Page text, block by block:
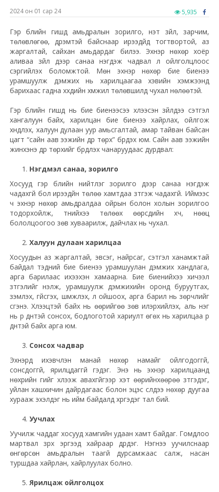
2024 он 01 сар 24 5,935
Гэр бүлийн гишүүд амьдралын зорилго, үнэт зүйл, зарчим,
төлөвлөгөө, дүрэмтэй байснаар ирээдүйд тогтвортой, аз
жаргалтай, сайхан амьдардаг билээ. Эхнэр нөхөр хоёр
аливаа зүйл дээр санаа нэгдэж чадвал үл ойлголцлоос
сэргийлэх боломжтой. Мөн эхнэр нөхөр бие биенээ
урамшуулж дэмжих нь харилцаагаа хэвийн хэмжээнд
барихаас гадна хүүхдийн хүмүүжил төлөвшилд чухал нөлөөтэй.
Гэр бүлийн гишүүд нь бие биенээсээ хүлээсэн зүйлдээ сэтгэл
хангалуун байх, харилцан бие биенээ хайрлах, ойлгож
хүндлэх, халуун дулаан уур амьсгалтай, амар тайван байсан
цагт “сайн аав ээжийн дүр төрх” бүрдэх юм. Сайн аав ээжийн
жинхэнэ дүр төрхийг бүрдүүлэх чанаруудаас дурдвал:
Нэгдмэл санаа, зорилго
Хосууд гэр бүлийн нийтлэг зорилго дээр санаа нэгдэж
чадахгүй бол ирээдүйн төлөө хамтдаа зүтгэж чадахгүй. Иймээс
ч эхнэр нөхөр амьдралдаа ойрын болон холын зорилгоо
тодорхойлж, түүнийхээ төлөөх өөрсдийн хүч, нөөц
бололцоогоо зөв хуваарилж, дайчлах нь чухал.
Халуун дулаан харилцаа
Хосуудын аз жаргалтай, эвсэг, найрсаг, сэтгэл ханамжтай
байдал тэдний биe биенээ урамшуулан дэмжих хандлага,
арга барилаас ихээхэн хамаарна. Бие биенийхээ хичээл
зүтгэлийг үнэлж, урамшуулж дэмжихийн оронд буруутгах,
зэмлэх, үгүйсгэх, шүүмжлэх, үл ойшоох, арга барил нь зөрчлийг
үүсгэнэ. Хүлээцтэй байх нь өөрийгөө зөв илэрхийлэх, аль нэг
нь үр дүнтэй сонсох, бодлоготой хариулт өгөх нь харилцаа үр
дүнтэй байх арга юм.
Сонсох чадвар
Эхнэрүүд ихэвчлэн манай нөхөр намайг ойлгодоггүй,
сонсдоггүй, ярилцдаггүй гэдэг. Энэ нь эхнэр харилцаанд
нөхрийн үгийг хүлээж авахгүйгээр хэт өөрийнхөөрөө зүтгэдэг,
уйлан хашхичин дайрдагаас болон эцэс сүүлдээ нөхөр дуугаа
хурааж эхэлдэг нь ийм байдалд хүргэдэг тал бий.
Уучлах
Уучилж чаддаг хосууд хамгийн удаан хамт байдаг. Гомдлоо
мартвал зүрх эргээд хайраар дүүрдэг. Нэгнээ уучилснаар
өнгөрсөн амьдралын таагүй дурсамжаас салж, насан
туршдаа хайрлан, хайрлуулах болно.
Ярилцаж ойлголцох